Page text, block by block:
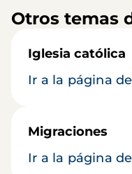
Otros temas
Iglesia católica
Ir a la página
Migraciones
Ir a la página